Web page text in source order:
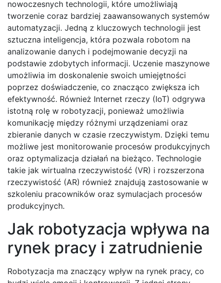
nowoczesnych technologii, które umożliwiają
tworzenie coraz bardziej zaawansowanych systemów
automatyzacji. Jedną z kluczowych technologii jest
sztuczna inteligencja, która pozwala robotom na
analizowanie danych i podejmowanie decyzji na
podstawie zdobytych informacji. Uczenie maszynowe
umożliwia im doskonalenie swoich umiejętności
poprzez doświadczenie, co znacząco zwiększa ich
efektywność. Również Internet rzeczy (IoT) odgrywa
istotną rolę w robotyzacji, ponieważ umożliwia
komunikację między różnymi urządzeniami oraz
zbieranie danych w czasie rzeczywistym. Dzięki temu
możliwe jest monitorowanie procesów produkcyjnych
oraz optymalizacja działań na bieżąco. Technologie
takie jak wirtualna rzeczywistość (VR) i rozszerzona
rzeczywistość (AR) również znajdują zastosowanie w
szkoleniu pracowników oraz symulacjach procesów
produkcyjnych.
Jak robotyzacja wpływa na
rynek pracy i zatrudnienie
Robotyzacja ma znaczący wpływ na rynek pracy, co